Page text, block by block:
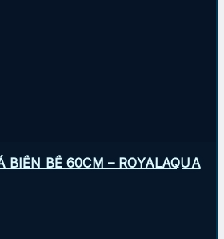
BIỂN BỂ 60CM – ROYALAQUA